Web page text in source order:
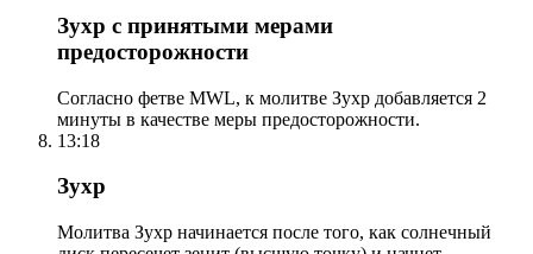
Зухр с принятыми мерами
предосторожности
Согласно фетве MWL, к молитве Зухр добавляется 2
минуты в качестве меры предосторожности.
13:18
Зухр
Молитва Зухр начинается после того, как солнечный